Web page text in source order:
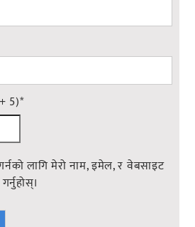
5)*
लागि मेरो नाम, इमेल, र वेबसाइट